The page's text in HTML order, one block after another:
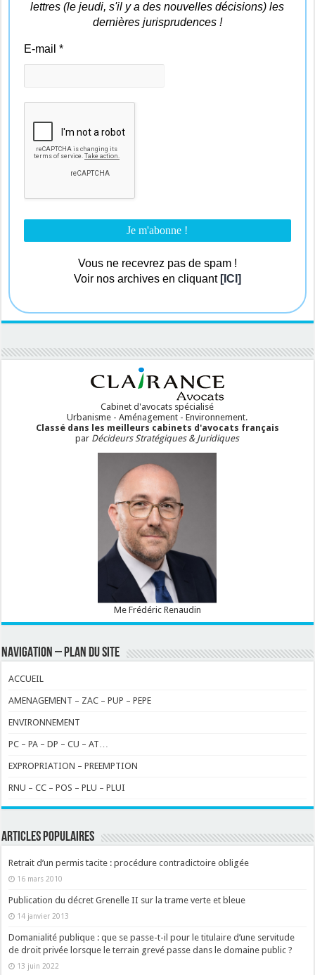
lettres (le jeudi, s'il y a des nouvelles décisions) les
dernières jurisprudences !
E-mail*
Vous ne recevrez pas de spam !
Voir nos archives en cliquant [ICI]
Cabinet d'avocats spécialisé
Urbanisme - Aménagement - Environnement.
Classé dans les meilleurs cabinets d'avocats français
par Décideurs Stratégiques & Juridiques
Me Frédéric Renaudin
NAVIGATION – PLAN DU SITE
ACCUEIL
AMENAGEMENT – ZAC – PUP – PEPE
ENVIRONNEMENT
PC – PA – DP – CU – AT…
EXPROPRIATION – PREEMPTION
RNU – CC – POS – PLU – PLUI
ARTICLES POPULAIRES
Retrait d’un permis tacite : procédure contradictoire obligée
16 mars 2010
Publication du décret Grenelle II sur la trame verte et bleue
14 janvier 2013
Domanialité publique : que se passe-t-il pour le titulaire d’une servitude
de droit privée lorsque le terrain grevé passe dans le domaine public ?
13 juin 2022